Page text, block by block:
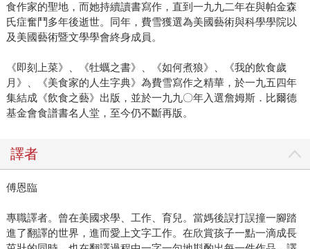
食作家的聖地，而她持續讀書寫作，直到一九九二年在與帕金森
氏症奮鬥多年後逝世。同年，費雪獲選為美國藝術與科學學院以
及美國藝術暨文學學會終身成員。
《即刻上菜》、《牡蠣之書》、《如何煮狼》、《我的飲食歲
月》、《美食家的人生字典》為費雪寫作之精華，於一九五四年
集結成《飲食之藝》出版，並於一九九〇年入選詹姆斯．比爾德
基金會食譜書名人堂，至今仍不斷再版。
譯者
傅恩臨
專職譯者。曾在美國求學、工作、育兒。當媽後誤打誤撞一腳踏
進了翻譯的世界，進而愛上文字工作。在欣賞孩子一點一滴成長